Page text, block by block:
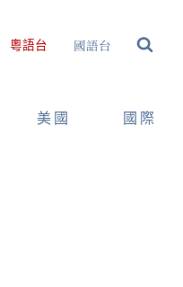
粵語台 國語台
美國 國際